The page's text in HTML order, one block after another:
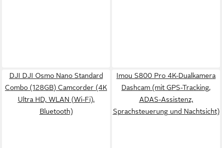
DJI DJI Osmo Nano Standard
Combo (128GB) Camcorder (4K
Ultra HD, WLAN (Wi-Fi),
Bluetooth)
Imou S800 Pro 4K-Dualkamera
Dashcam (mit GPS-Tracking,
ADAS-Assistenz,
Sprachsteuerung und Nachtsicht)